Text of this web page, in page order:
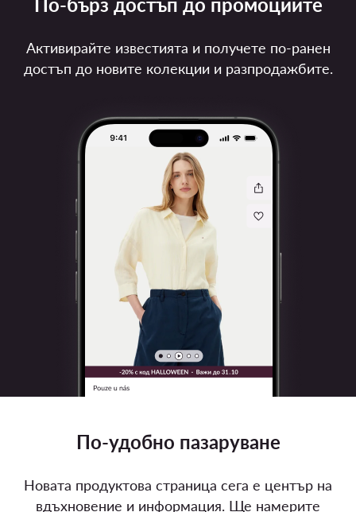
Активирайте известията и получете по-ранен
достъп до новите колекции и разпродажбите.
По-удобно пазаруване
Новата продуктова страница сега е център на
вдъхновение и информация. Ще намерите